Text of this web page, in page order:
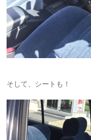
そして、シートも！